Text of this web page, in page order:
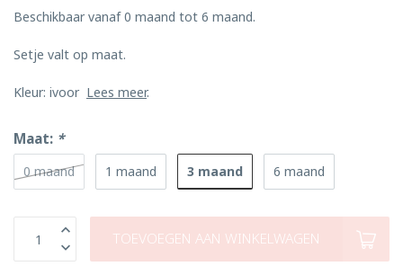
Beschikbaar vanaf 0 maand tot 6 maand.
Setje valt op maat.
Kleur: ivoor Lees meer.
Maat: *
0 maand 1 maand 3 maand 6 maand
TOEVOEGEN AAN WINKELWAGEN